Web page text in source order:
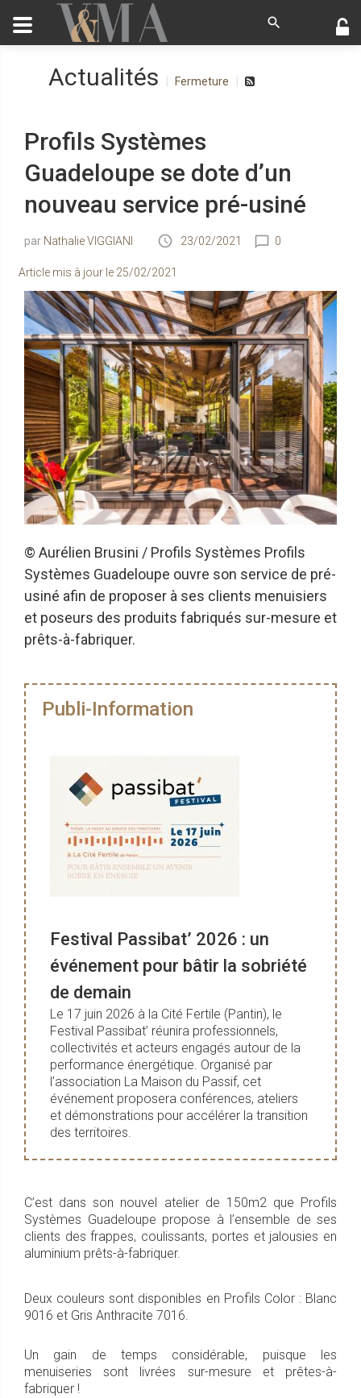
Actualités Fermeture
Profils Systèmes
Guadeloupe se dote d’un
nouveau service pré-usiné
Nathalie VIGGIANI 23/02/2021 0
Article mis à jour le 25/02/2021
© Aurélien Brusini / Profils Systèmes Profils
Systèmes Guadeloupe ouvre son service de pré-
usiné afin de proposer à ses clients menuisiers
et poseurs des produits fabriqués sur-mesure et
prêts-à-fabriquer.
Publi-Information
Festival Passibat’ 2026 : un
événement pour bâtir la sobriété
de demain
Le 17 juin 2026 à la Cité Fertile (Pantin), le
Festival Passibat’ réunira professionnels,
collectivités et acteurs engagés autour de la
performance énergétique. Organisé par
l’association La Maison du Passif, cet
événement proposera conférences, ateliers
et démonstrations pour accélérer la transition
des territoires.
C’est dans son nouvel atelier de 150m2 que Profils
Systèmes Guadeloupe propose à l’ensemble de ses
clients des frappes, coulissants, portes et jalousies en
aluminium prêts-à-fabriquer.
Deux couleurs sont disponibles en Profils Color : Blanc
9016 et Gris Anthracite 7016.
Un gain de temps considérable, puisque les
menuiseries sont livrées sur-mesure et prêtes-à-
fabriquer !